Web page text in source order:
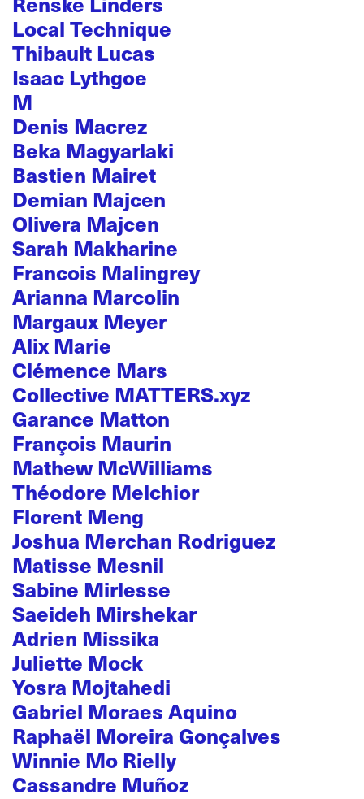
Local Technique
Thibault Lucas
Isaac Lythgoe
M
Denis Macrez
Beka Magyarlaki
Bastien Mairet
Demian Majcen
Olivera Majcen
Sarah Makharine
Francois Malingrey
Arianna Marcolin
Margaux Meyer
Alix Marie
Clémence Mars
Collective MATTERS.xyz
Garance Matton
François Maurin
Mathew McWilliams
Théodore Melchior
Florent Meng
Joshua Merchan Rodriguez
Matisse Mesnil
Sabine Mirlesse
Saeideh Mirshekar
Adrien Missika
Juliette Mock
Yosra Mojtahedi
Gabriel Moraes Aquino
Raphaël Moreira Gonçalves
Winnie Mo Rielly
Cassandre Muñoz